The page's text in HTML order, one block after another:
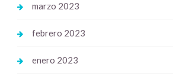
marzo 2023
febrero 2023
enero 2023